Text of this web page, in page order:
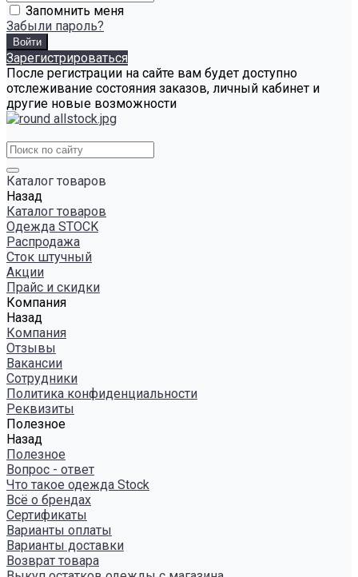
Запомнить меня
Забыли пароль?
Зарегистрироваться
После регистрации на сайте вам будет доступно
отслеживание состояния заказов, личный кабинет и
другие новые возможности
Каталог товаров
Назад
Каталог товаров
Одежда STOCK
Распродажа
Сток штучный
Акции
Прайс и скидки
Компания
Назад
Компания
Отзывы
Вакансии
Сотрудники
Политика конфиденциальности
Реквизиты
Полезное
Назад
Полезное
Вопрос - ответ
Что такое одежда Stock
Всё о брендах
Сертификаты
Варианты оплаты
Варианты доставки
Возврат товара